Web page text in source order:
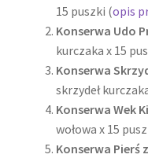
15 puszki (opis
Konserwa Udo
kurczaka x 15
Konserwa
skrzydeł
Konserwa Wek
wołowa x 15
Konserwa Pierś